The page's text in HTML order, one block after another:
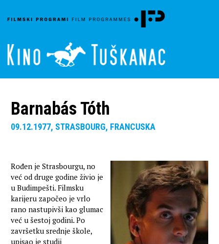
Barnabás Tóth
09.12.1977, STRASBOURG, FRANCUSKA
Rođen je Strasbourgu, no
već od druge godine živio je
u Budimpešti. Filmsku
karijeru započeo je vrlo
rano nastupivši kao glumac
već u šestoj godini. Po
završetku srednje škole,
upisao je studij